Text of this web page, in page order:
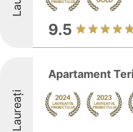
9.5
Laureați
Apartament Teri